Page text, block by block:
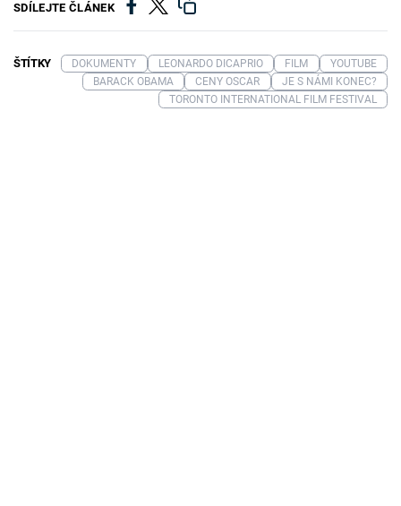
SDÍLEJTE ČLÁNEK
ŠTÍTKY DOKUMENTY LEONARDO DICAPRIO FILM
YOUTUBE
BARACK OBAMA
CENY OSCAR
JE S NÁMI KONEC?
TORONTO INTERNATIONAL FILM FESTIVAL